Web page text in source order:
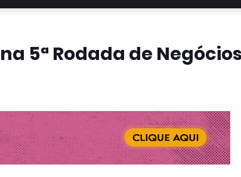
5ª Rodada de Negócios